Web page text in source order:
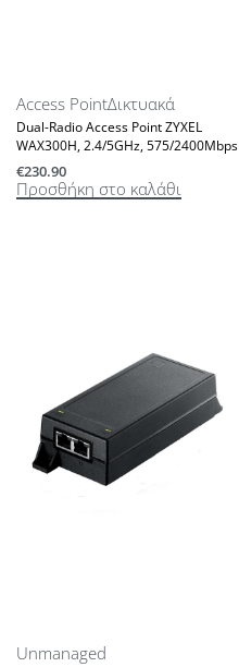
Access PointΔικτυακά
Dual-Radio Access Point ZYXEL
WAX300H, 2.4/5GHz, 575/2400Mbps
€230.90
Προσθήκη στο καλάθι
Unmanaged